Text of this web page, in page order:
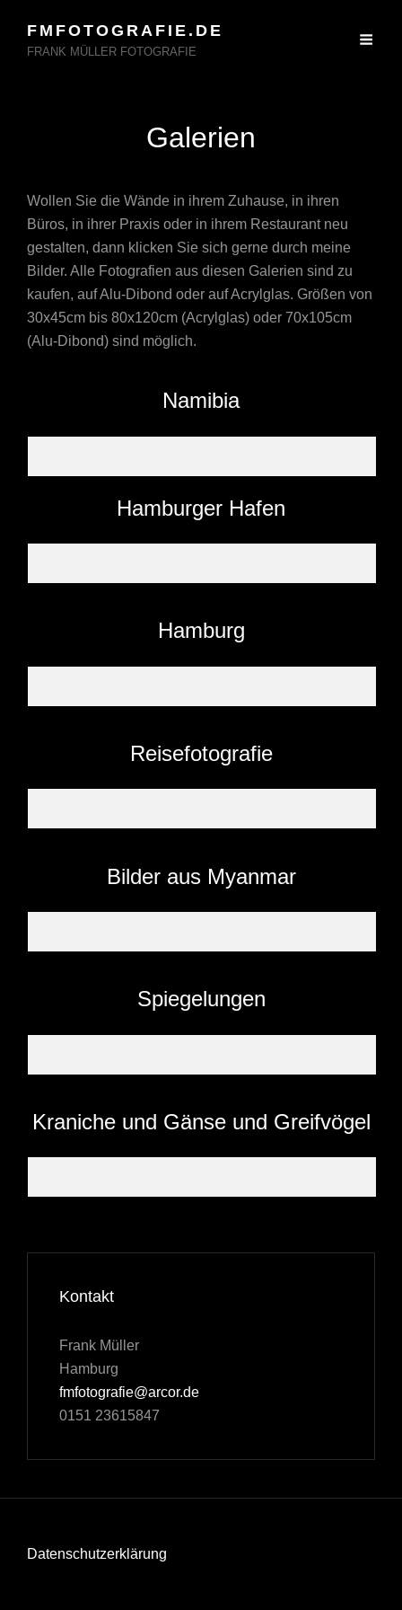
FMFOTOGRAFIE.DE
FRANK MÜLLER FOTOGRAFIE
Galerien
Wollen Sie die Wände in ihrem Zuhause, in ihren
Büros, in ihrer Praxis oder in ihrem Restaurant neu
gestalten, dann klicken Sie sich gerne durch meine
Bilder. Alle Fotografien aus diesen Galerien sind zu
kaufen, auf Alu-Dibond oder auf Acrylglas. Größen von
30x45cm bis 80x120cm (Acrylglas) oder 70x105cm
(Alu-Dibond) sind möglich.
Namibia
Hamburger Hafen
Hamburg
Reisefotografie
Bilder aus Myanmar
Spiegelungen
Kraniche und Gänse und Greifvögel
Kontakt
Frank Müller
Hamburg
fmfotografie@arcor.de
0151 23615847
Datenschutzerklärung